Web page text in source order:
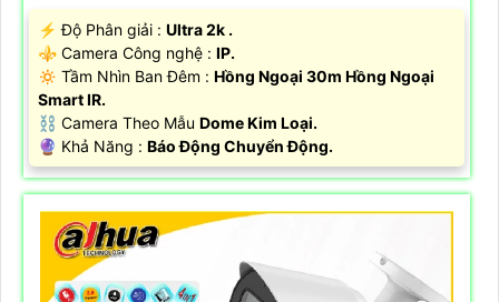
️⚡ Độ Phân giải : Ultra 2k .
⚜️ Camera Công nghệ : IP.
🔅 Tầm Nhìn Ban Đêm : Hồng Ngoại 30m Hồng Ngoại
Smart IR.
⛓ Camera Theo Mẫu Dome Kim Loại.
️🔮 Khả Năng : Báo Động Chuyển Động.